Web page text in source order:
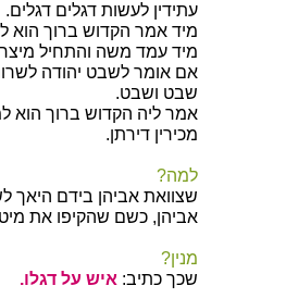
עתידין לעשות דגלים דגלים.
מיד אמר הקדוש ברוך
מיד עמד משה והתחיל
אם אומר לשבט יהודה
שבט ושבט.
אמר ליה הקדוש ברוך הוא
מכירין דירתן.
למה?
שצוואת אביהן בידם היאך
אביהן, כשם שהקיפו את
מנין?
שכך כתיב: איש על דגלו.